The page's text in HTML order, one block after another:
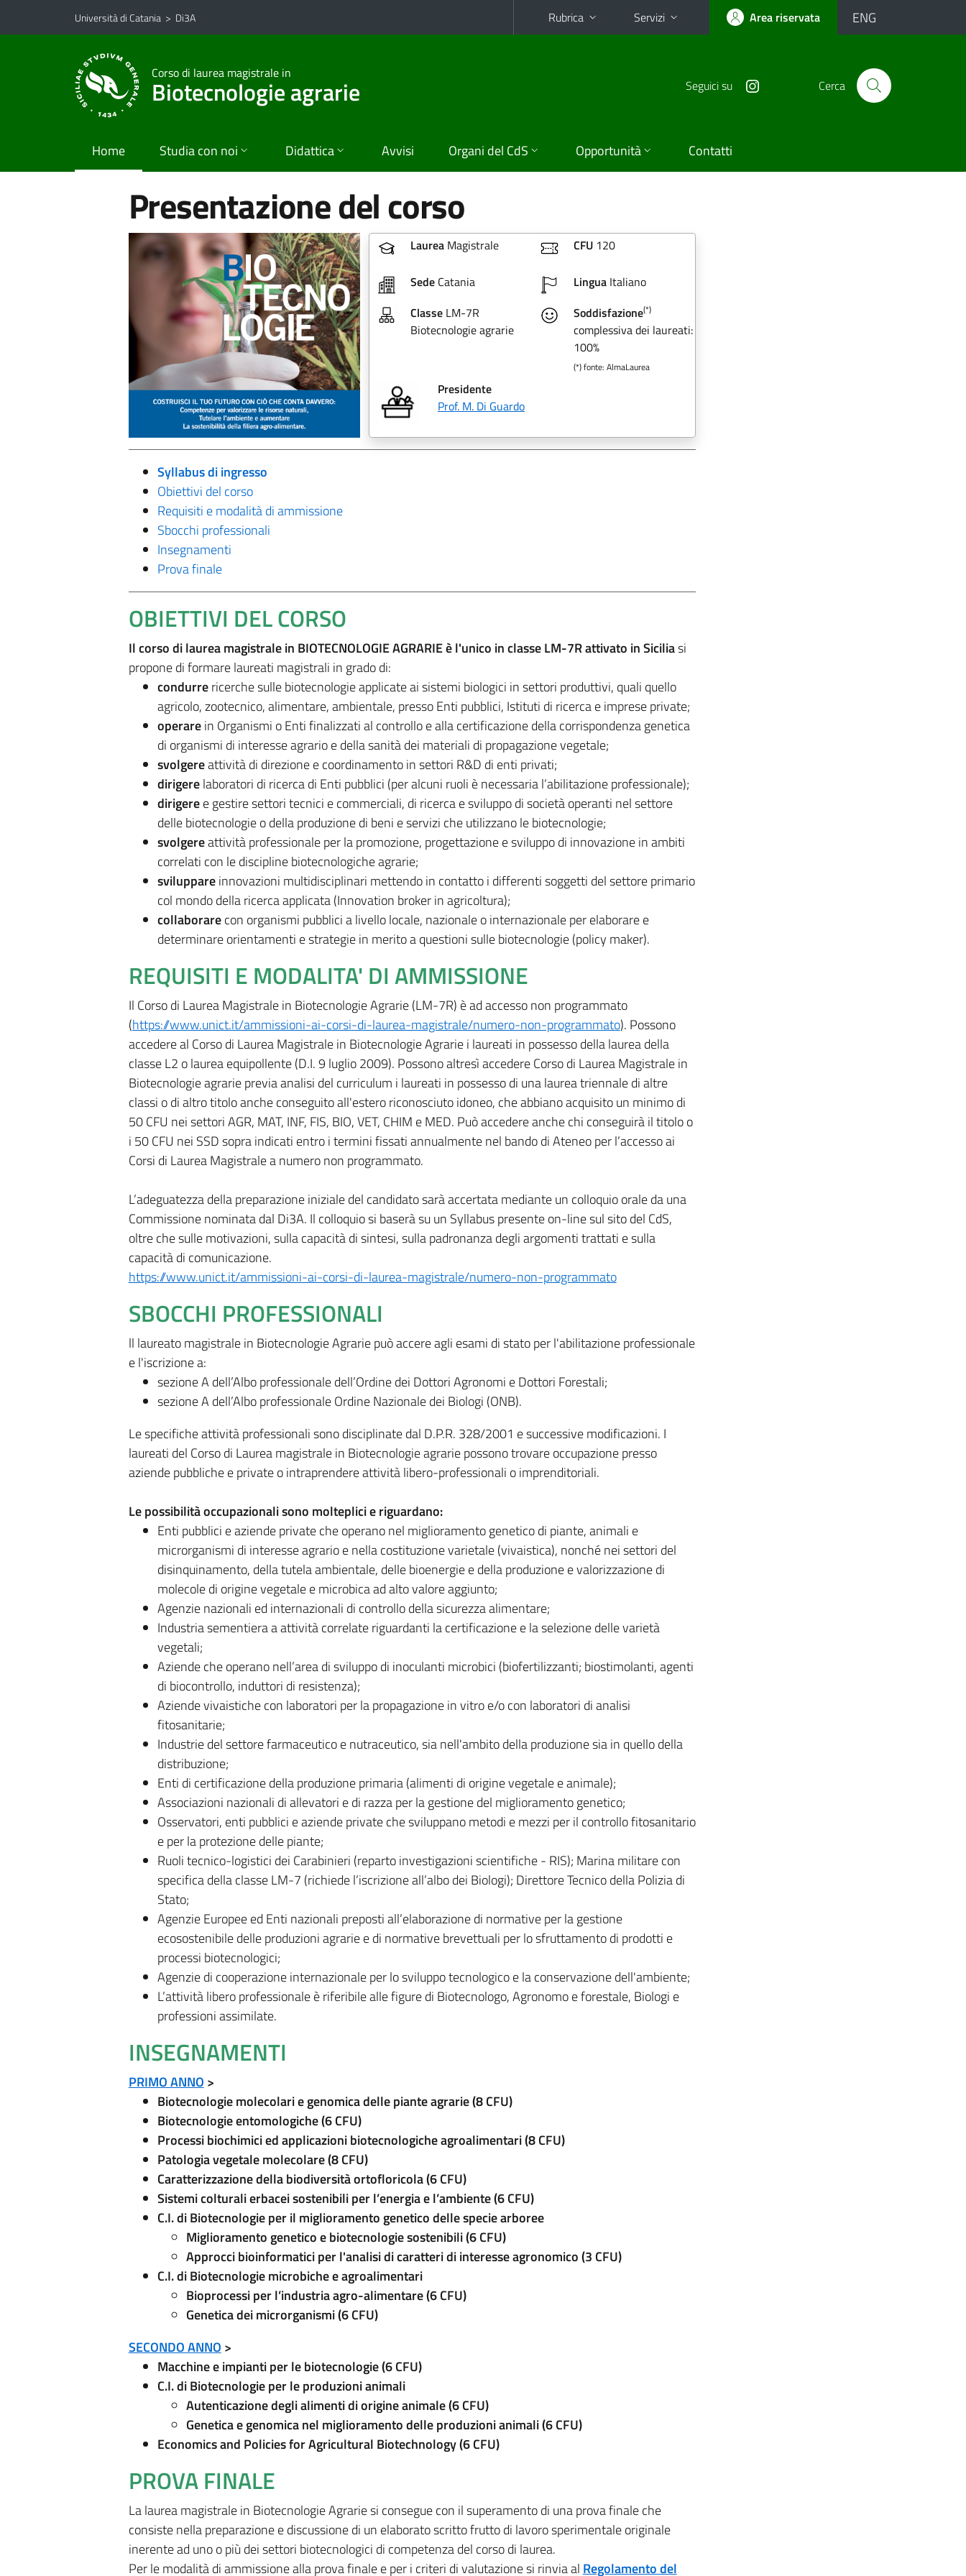
Vai al contenuto principale
Vai al menu di navigazione
Università di Catania > Di3A Rubrica Servizi Area riservata ENG
Corso di laurea magistrale in
Biotecnologie agrarie Seguici su Cerca
Home Studia con noi Didattica Avvisi Organi del CdS Opportunità Contatti
Presentazione del corso
Laurea Magistrale CFU120
Sede Catania LinguaItaliano
Classe LM-7R
Biotecnologie agrarie
Soddisfazione(*)
complessiva dei laureati:
100%
(*) fonte: AlmaLaurea
Presidente
Prof. M. Di Guardo
Syllabus di ingresso
Obiettivi del corso
Requisiti e modalità di ammissione
Sbocchi professionali
Insegnamenti
Prova finale
OBIETTIVI DEL CORSO
Il corso di laurea magistrale in BIOTECNOLOGIE AGRARIE è l'unico in classe LM-7R attivato in Siciliasi
propone di formare laureati magistrali in grado di:
condurrericerche sulle biotecnologie applicate ai sistemi biologici in settori produttivi, quali quello
agricolo, zootecnico, alimentare, ambientale, presso Enti pubblici, Istituti di ricerca e imprese private;
operarein Organismi o Enti finalizzati al controllo e alla certificazione della corrispondenza genetica
di organismi di interesse agrario e della sanità dei materiali di propagazione vegetale;
svolgereattività di direzione e coordinamento in settori R&D di enti privati;
dirigerelaboratori di ricerca di Enti pubblici (per alcuni ruoli è necessaria l’abilitazione professionale);
dirigeree gestire settori tecnici e commerciali, di ricerca e sviluppo di società operanti nel settore
delle biotecnologie o della produzione di beni e servizi che utilizzano le biotecnologie;
svolgereattività professionale per la promozione, progettazione e sviluppo di innovazione in ambiti
correlati con le discipline biotecnologiche agrarie;
sviluppareinnovazioni multidisciplinari mettendo in contatto i differenti soggetti del settore primario
col mondo della ricerca applicata (Innovation broker in agricoltura);
collaborarecon organismi pubblici a livello locale, nazionale o internazionale per elaborare e
determinare orientamenti e strategie in merito a questioni sulle biotecnologie (policy maker).
REQUISITI E MODALITA' DI AMMISSIONE
Il Corso di Laurea Magistrale in Biotecnologie Agrarie (LM-7R) è ad accesso non programmato
(https://www.unict.it/ammissioni-ai-corsi-di-laurea-magistrale/numero-non-programmato). Possono
accedere al Corso di Laurea Magistrale in Biotecnologie Agrarie i laureati in possesso della laurea della
classe L2 o laurea equipollente (D.I. 9 luglio 2009). Possono altresì accedere Corso di Laurea Magistrale in
Biotecnologie agrarie previa analisi del curriculum i laureati in possesso di una laurea triennale di altre
classi o di altro titolo anche conseguito all'estero riconosciuto idoneo, che abbiano acquisito un minimo di
50 CFU nei settori AGR, MAT, INF, FIS, BIO, VET, CHIM e MED. Può accedere anche chi conseguirà il titolo o
i 50 CFU nei SSD sopra indicati entro i termini fissati annualmente nel bando di Ateneo per l’accesso ai
Corsi di Laurea Magistrale a numero non programmato.
L’adeguatezza della preparazione iniziale del candidato sarà accertata mediante un colloquio orale da una
Commissione nominata dal Di3A. Il colloquio si baserà su un Syllabus presente on-line sul sito del CdS,
oltre che sulle motivazioni, sulla capacità di sintesi, sulla padronanza degli argomenti trattati e sulla
capacità di comunicazione.
https://www.unict.it/ammissioni-ai-corsi-di-laurea-magistrale/numero-non-programmato
SBOCCHI PROFESSIONALI
ll laureato magistrale in Biotecnologie Agrarie può accere agli esami di stato per l'abilitazione professionale
e l'iscrizione a:
sezione A dell’Albo professionale dell’Ordine dei Dottori Agronomi e Dottori Forestali;
sezione A dell’Albo professionale Ordine Nazionale dei Biologi (ONB).
Le specifiche attività professionali sono disciplinate dal D.P.R. 328/2001 e successive modificazioni. I
laureati del Corso di Laurea magistrale in Biotecnologie agrarie possono trovare occupazione presso
aziende pubbliche e private o intraprendere attività libero-professionali o imprenditoriali.
Le possibilità occupazionali sono molteplici e riguardano:
Enti pubblici e aziende private che operano nel miglioramento genetico di piante, animali e
microrganismi di interesse agrario e nella costituzione varietale (vivaistica), nonché nei settori del
disinquinamento, della tutela ambientale, delle bioenergie e della produzione e valorizzazione di
molecole di origine vegetale e microbica ad alto valore aggiunto;
Agenzie nazionali ed internazionali di controllo della sicurezza alimentare;
Industria sementiera a attività correlate riguardanti la certificazione e la selezione delle varietà
vegetali;
Aziende che operano nell’area di sviluppo di inoculanti microbici (biofertilizzanti; biostimolanti, agenti
di biocontrollo, induttori di resistenza);
Aziende vivaistiche con laboratori per la propagazione in vitro e/o con laboratori di analisi
fitosanitarie;
Industrie del settore farmaceutico e nutraceutico, sia nell'ambito della produzione sia in quello della
distribuzione;
Enti di certificazione della produzione primaria (alimenti di origine vegetale e animale);
Associazioni nazionali di allevatori e di razza per la gestione del miglioramento genetico;
Osservatori, enti pubblici e aziende private che sviluppano metodi e mezzi per il controllo fitosanitario
e per la protezione delle piante;
Ruoli tecnico-logistici dei Carabinieri (reparto investigazioni scientifiche - RIS); Marina militare con
specifica della classe LM-7 (richiede l’iscrizione all’albo dei Biologi); Direttore Tecnico della Polizia di
Stato;
Agenzie Europee ed Enti nazionali preposti all’elaborazione di normative per la gestione
ecosostenibile delle produzioni agrarie e di normative brevettuali per lo sfruttamento di prodotti e
processi biotecnologici;
Agenzie di cooperazione internazionale per lo sviluppo tecnologico e la conservazione dell'ambiente;
L’attività libero professionale è riferibile alle figure di Biotecnologo, Agronomo e forestale, Biologi e
professioni assimilate.
INSEGNAMENTI
PRIMO ANNO>
Biotecnologie molecolari e genomica delle piante agrarie (8 CFU)
Biotecnologie entomologiche (6 CFU)
Processi biochimici ed applicazioni biotecnologiche agroalimentari (8 CFU)
Patologia vegetale molecolare (8 CFU)
Caratterizzazione della biodiversità ortofloricola (6 CFU)
Sistemi colturali erbacei sostenibili per l’energia e l’ambiente (6 CFU)
C.I. di Biotecnologie per il miglioramento genetico delle specie arboree
Miglioramento genetico e biotecnologie sostenibili (6 CFU)
Approcci bioinformatici per l'analisi di caratteri di interesse agronomico (3 CFU)
C.I. di Biotecnologie microbiche e agroalimentari
Bioprocessi per l’industria agro-alimentare (6 CFU)
Genetica dei microrganismi (6 CFU)
SECONDO ANNO>
Macchine e impianti per le biotecnologie (6 CFU)
C.I. di Biotecnologie per le produzioni animali
Autenticazione degli alimenti di origine animale (6 CFU)
Genetica e genomica nel miglioramento delle produzioni animali(6 CFU)
Economics and Policies for Agricultural Biotechnology (6 CFU)
PROVA FINALE
La laurea magistrale in Biotecnologie Agrarie si consegue con il superamento di una prova finale che
consiste nella preparazione e discussione di un elaborato scritto frutto di lavoro sperimentale originale
inerente ad uno o più dei settori biotecnologici di competenza del corso di laurea.
Per le modalità di ammissione alla prova finale e per i criteri di valutazione si rinvia alRegolamento del